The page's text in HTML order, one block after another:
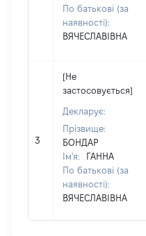
По батькові (за
наявності):
ВЯЧЕСЛАВІВНА
3
[Не
застосовується]
Декларує:
Прізвище:
БОНДАР
Ім'я:
ГАННА
По батькові (за
наявності):
ВЯЧЕСЛАВІВНА